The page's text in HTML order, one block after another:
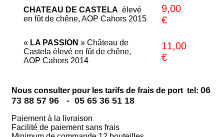
CHATEAU DE CASTELA élevé
en fût de chêne, AOP Cahors 2015
9,00
€
« LA PASSION » Château de
Castela élevé en fût de chêne,
AOP Cahors 2014
11,00
€
Nous consulter pour les tarifs de frais de port tel: 06
73 88 57 96 - 05 65 36 51 18
Paiement à la livraison
Facilité de paiement sans frais